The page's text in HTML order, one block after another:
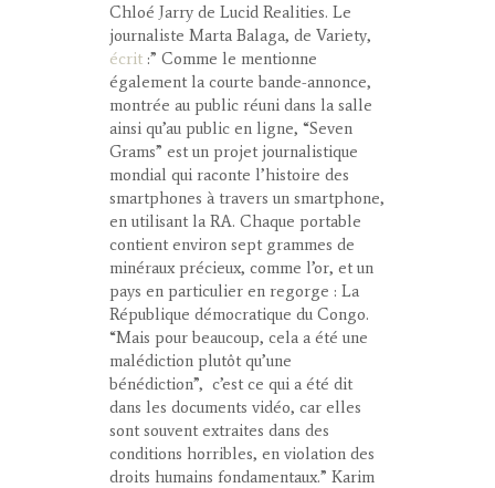
Chloé Jarry de Lucid Realities. Le
journaliste Marta Balaga, de Variety,
écrit :” Comme le mentionne
également la courte bande-annonce,
montrée au public réuni dans la salle
ainsi qu’au public en ligne, “Seven
Grams” est un projet journalistique
mondial qui raconte l’histoire des
smartphones à travers un smartphone,
en utilisant la RA. Chaque portable
contient environ sept grammes de
minéraux précieux, comme l’or, et un
pays en particulier en regorge : La
République démocratique du Congo.
“Mais pour beaucoup, cela a été une
malédiction plutôt qu’une
bénédiction”, c’est ce qui a été dit
dans les documents vidéo, car elles
sont souvent extraites dans des
conditions horribles, en violation des
droits humains fondamentaux.” Karim